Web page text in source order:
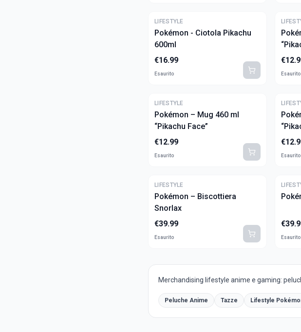
LIFESTYLE
Pokémon - Ciotola Pikachu
600ml
€16.99
Esaurito
€
Esaurito
LIFESTYLE
Pokémon – Mug 460 ml
“Pikachu Face”
€12.99
Esaurito
€
Esaurito
LIFESTYLE
Pokémon – Biscottiera
Snorlax
€39.99
Esaurito
€
Esaurito
Merchandising lifestyle anime e gaming:
Peluche Anime Tazze Lifestyle